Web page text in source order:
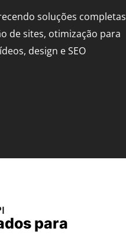
soluções completas
de sites, otimização para
design e SEO
para